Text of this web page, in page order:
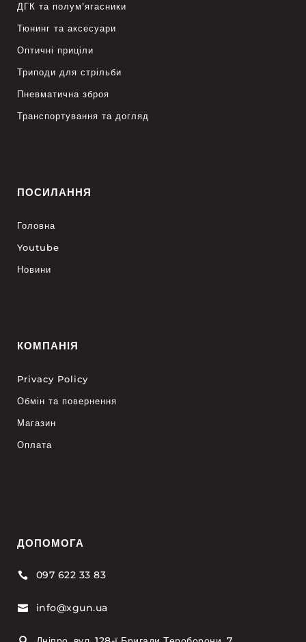
ДГК та полум’ягасники
Тюнинг та аксесуари
Оптичні приціли
Триподи для стрільби
Пневматична зброя
Транспортування та догляд
ПОСИЛАННЯ
Головна
Youtube
Новини
КОМПАНІЯ
Privacy Policy
Обмін та повернення
Магазин
Оплата
ДОПОМОГА
 097 622 33 83
 info@xgun.ua